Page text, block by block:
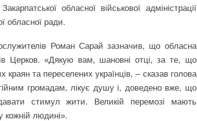
обласної військової адміністрації
обласної ради.
Роман Сарай зазначив, що обласна
Церков. «Дякую вам, шановні отці, за те, що
краян та переселених українців, – сказав голова
громадам, лікує душу і, доведено вже, що
стимул жити. Великій перемозі мають
кожній людині».